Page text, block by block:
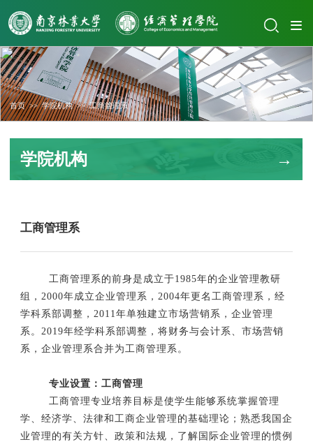
首页 >> 学院机构 >> 工商管理系
学院机构
工商管理系
工商管理系的前身是成立于1985年的企业管理教研
组，2000年成立企业管理系，2004年更名工商管理系，经
学科系部调整，2011年单独建立市场营销系，企业管理
系。2019年经学科系部调整，将财务与会计系、市场营销
系，企业管理系合并为工商管理系。
专业设置：工商管理
工商管理专业培养目标是使学生能够系统掌握管理
学、经济学、法律和工商企业管理的基础理论；熟悉我国企
业管理的有关方针、政策和法规，了解国际企业管理的惯例